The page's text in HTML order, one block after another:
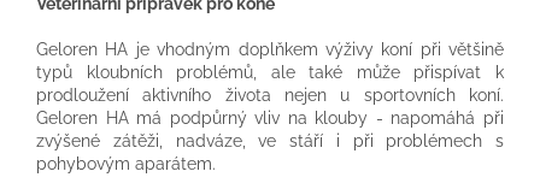
Geloren HA je vhodným doplňkem výživy koní při většině
typů kloubních problémů, ale také může přispívat k
prodloužení aktivního života nejen u sportovních koní.
Geloren HA má podpůrný vliv na klouby - napomáhá při
zvýšené zátěži, nadváze, ve stáří i při problémech s
pohybovým aparátem.